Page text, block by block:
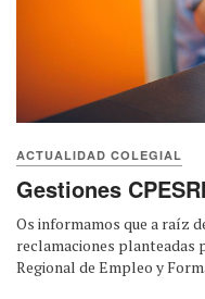
ACTUALIDAD COLEGIAL
Gestiones
Os informamos que a raíz
reclamaciones planteadas
Regional de Empleo y